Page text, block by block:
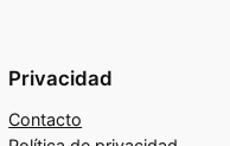
Privacidad
Contacto